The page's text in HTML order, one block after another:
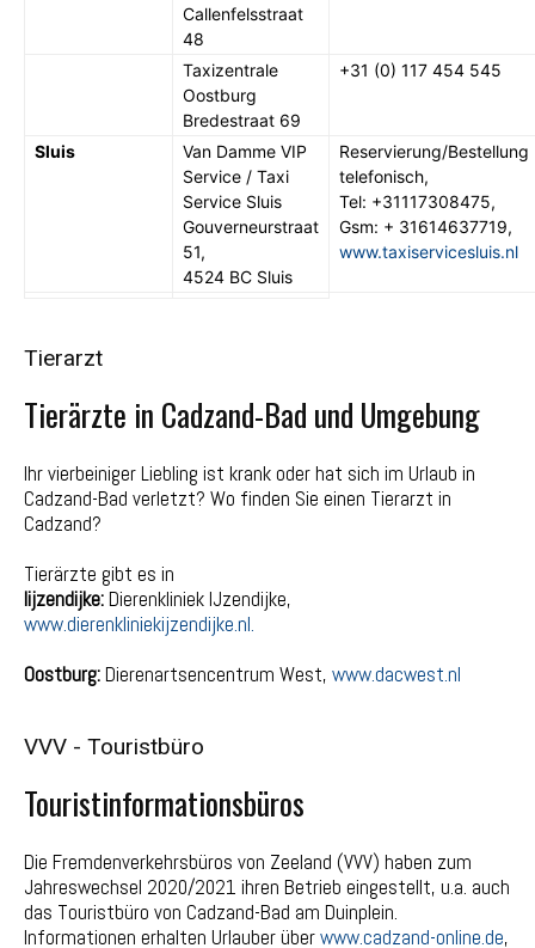
Callenfelsstraat
48
Taxizentrale
Oostburg
Bredestraat 69
+31 (0) 117 454 545
Sluis
Van Damme VIP
Service / Taxi
Service Sluis
Gouverneurstraat
51,
4524 BC Sluis
Reservierung/Bestellung
telefonisch,
Tel: +31117308475,
Gsm: + 31614637719,
www.taxiservicesluis.nl
Tierarzt
Tierärzte in Cadzand-Bad und Umgebung
Ihr vierbeiniger Liebling ist krank oder hat sich im Urlaub in
Cadzand-Bad verletzt? Wo finden Sie einen Tierarzt in
Cadzand?
Tierärzte gibt es in
Iijzendijke:Dierenkliniek IJzendijke,
www.dierenkliniekijzendijke.nl.
Oostburg:Dierenartsencentrum West, www.dacwest.nl
VVV - Touristbüro
Touristinformationsbüros
Die Fremdenverkehrsbüros von Zeeland (VVV) haben zum
Jahreswechsel 2020/2021 ihren Betrieb eingestellt, u.a. auch
das Touristbüro von Cadzand-Bad am Duinplein.
Informationen erhalten Urlauber überwww.cadzand-online.de,